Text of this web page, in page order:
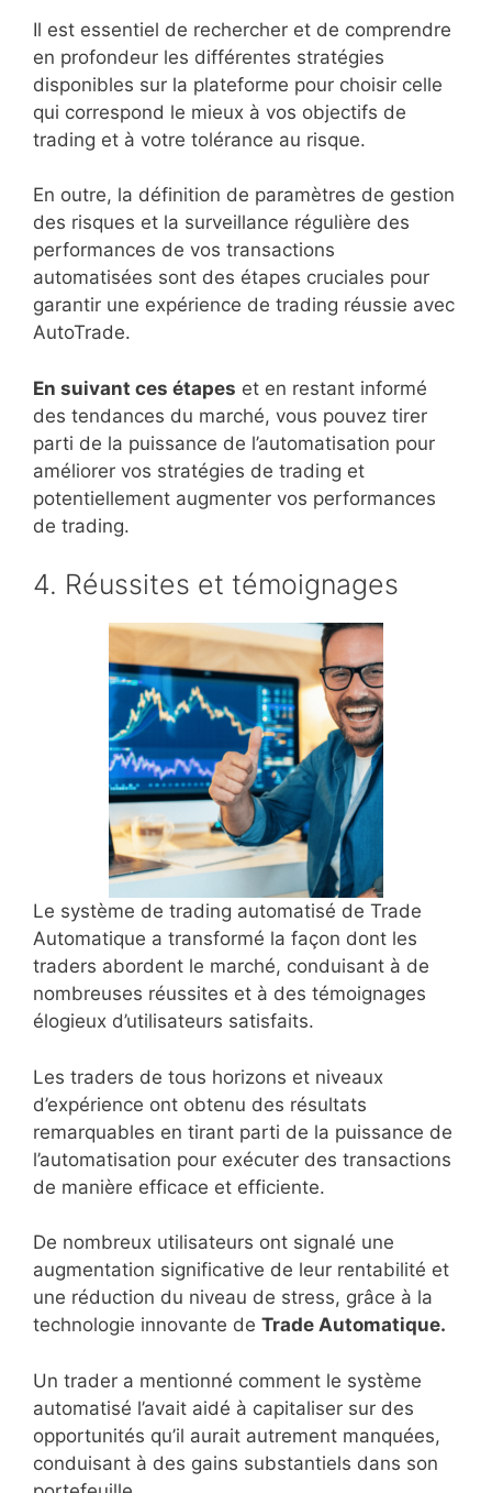
Il est essentiel de rechercher et de comprendre
en profondeur les différentes stratégies
disponibles sur la plateforme pour choisir celle
qui correspond le mieux à vos objectifs de
trading et à votre tolérance au risque.
En outre, la définition de paramètres de gestion
des risques et la surveillance régulière des
performances de vos transactions
automatisées sont des étapes cruciales pour
garantir une expérience de trading réussie avec
AutoTrade.
En suivant ces étapes et en restant informé
des tendances du marché, vous pouvez tirer
parti de la puissance de l’automatisation pour
améliorer vos stratégies de trading et
potentiellement augmenter vos performances
de trading.
4. Réussites et témoignages
Le système de trading automatisé de Trade
Automatique a transformé la façon dont les
traders abordent le marché, conduisant à de
nombreuses réussites et à des témoignages
élogieux d’utilisateurs satisfaits.
Les traders de tous horizons et niveaux
d’expérience ont obtenu des résultats
remarquables en tirant parti de la puissance de
l’automatisation pour exécuter des transactions
de manière efficace et efficiente.
De nombreux utilisateurs ont signalé une
augmentation significative de leur rentabilité et
une réduction du niveau de stress, grâce à la
technologie innovante de Trade Automatique.
Un trader a mentionné comment le système
automatisé l’avait aidé à capitaliser sur des
opportunités qu’il aurait autrement manquées,
conduisant à des gains substantiels dans son